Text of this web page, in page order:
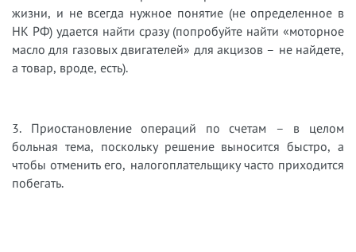
жизни, и не всегда нужное понятие (не определенное в
НК РФ) удается найти сразу (попробуйте найти «моторное
масло для газовых двигателей» для акцизов – не найдете,
а товар, вроде, есть).
3. Приостановление операций по счетам – в целом
больная тема, поскольку решение выносится быстро, а
чтобы отменить его, налогоплательщику часто приходится
побегать.